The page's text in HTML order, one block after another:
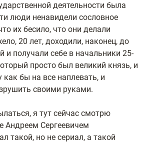
деятельности была
люди ненавидели сословное
их бесило, что они делали
20 лет, доходили, наконец, до
и получали себе в начальники 25-
просто был великий князь, и
как бы на все наплевать, и
своими руками.
я тут сейчас смотрю
Андреем Сергеевичем
такой, но не сериал, а такой